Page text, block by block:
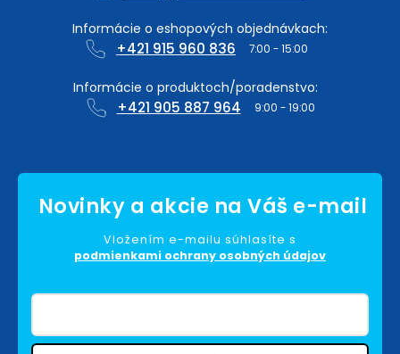
+421 915 960 836
+421 905 887 964
Vložením e-mailu súhlasíte s
podmienkami ochrany osobných údajov